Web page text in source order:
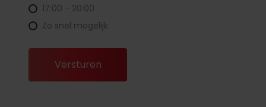
17:00 - 20:00
Zo snel mogelijk